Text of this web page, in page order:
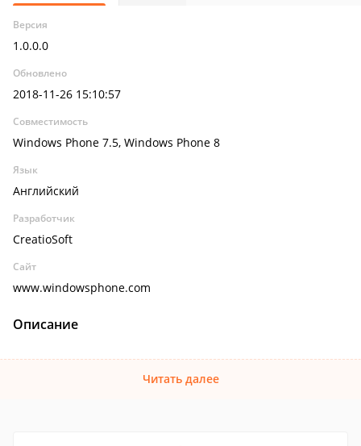
Версия
1.0.0.0
Обновлено
2018-11-26 15:10:57
Совместимость
Windows Phone 7.5, Windows Phone 8
Язык
Английский
Разработчик
CreatioSoft
Сайт
www.windowsphone.com
Описание
Читать далее